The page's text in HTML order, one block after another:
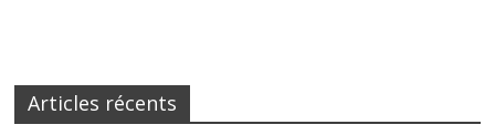
Articles récents